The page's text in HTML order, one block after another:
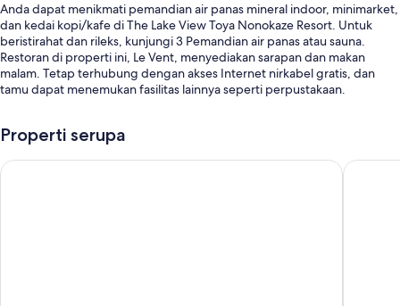
Anda dapat menikmati pemandian air panas mineral indoor, minimarket,
dan kedai kopi/kafe di The Lake View Toya Nonokaze Resort. Untuk
beristirahat dan rileks, kunjungi 3 Pemandian air panas atau sauna.
Restoran di properti ini, Le Vent, menyediakan sarapan dan makan
malam. Tetap terhubung dengan akses Internet nirkabel gratis, dan
tamu dapat menemukan fasilitas lainnya seperti perpustakaan.
Parkir mandiri gratis gratis
Pemandian air panas di properti, antar-jemput bandara, dan stasiun
Properti serupa
Midorinokaze Resort Kitayuzawa WE